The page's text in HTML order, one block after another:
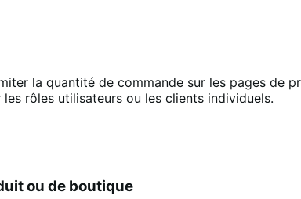
la quantité de commande sur les pages de
rôles utilisateurs ou les clients individuels.
ou de boutique